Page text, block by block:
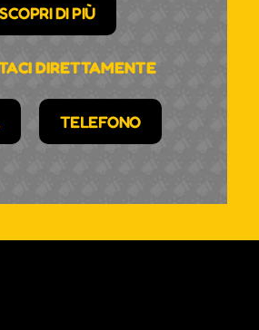
SCOPRI DI PIÙ
DIRETTAMENTE
TELEFONO